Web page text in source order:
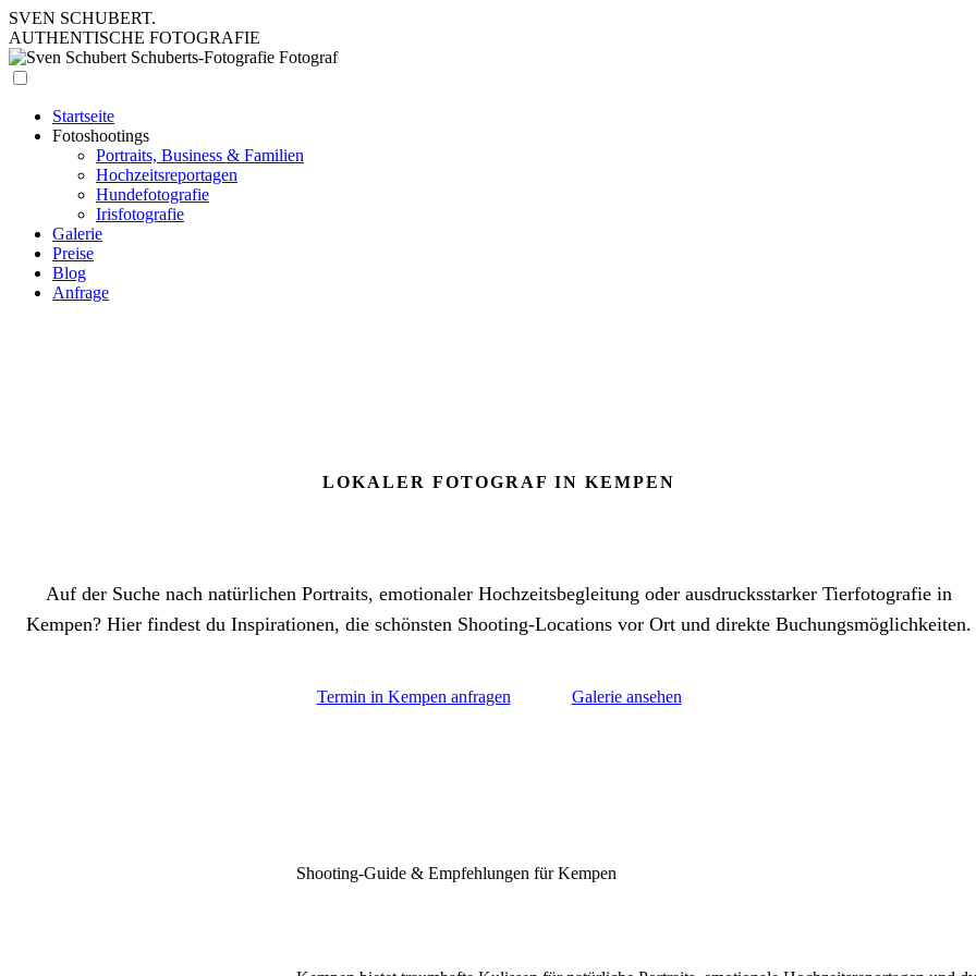
SVEN SCHUBERT.
AUTHENTISCHE FOTOGRAFIE
Startseite
Fotoshootings
Portraits, Business & Familien
Hochzeitsreportagen
Hundefotografie
Irisfotografie
Galerie
Preise
Blog
Anfrage
LOKALER FOTOGRAF IN KEMPEN
Auf der Suche nach natürlichen Portraits, emotionaler Hochzeitsbegleitung oder ausdrucksstarker Tierfotografie in
Kempen? Hier findest du Inspirationen, die schönsten Shooting-Locations vor Ort und direkte Buchungsmöglichkeiten.
Termin in Kempen anfragen Galerie ansehen
Shooting-Guide & Empfehlungen für Kempen